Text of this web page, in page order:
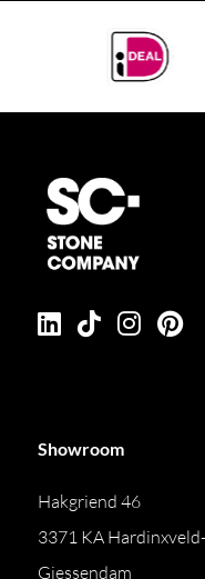
Showroom
Hakgriend 46
3371 KA Hardinxveld-
Giessendam